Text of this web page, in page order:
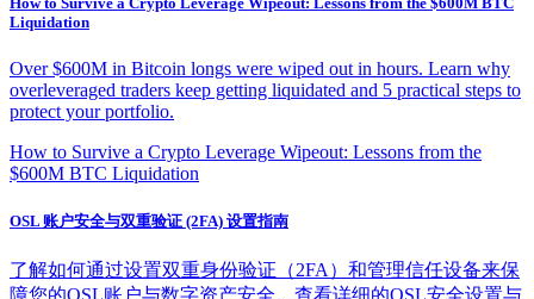
Liquidation
Over $600M in Bitcoin longs were wiped out in hours. Learn why
overleveraged traders keep getting liquidated and 5 practical steps to
protect your portfolio.
How to Survive a Crypto Leverage Wipeout: Lessons from the
$600M BTC Liquidation
OSL 账户安全与双重验证 (2FA) 设置指南
了解如何通过设置双重身份验证（2FA）和管理信任设备来保